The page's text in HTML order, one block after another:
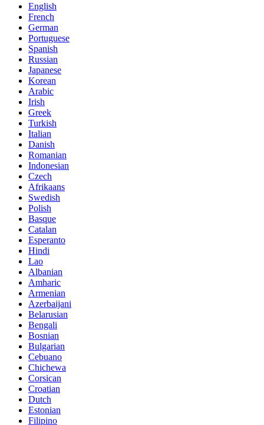
English
French
German
Portuguese
Spanish
Russian
Japanese
Korean
Arabic
Irish
Greek
Turkish
Italian
Danish
Romanian
Indonesian
Czech
Afrikaans
Swedish
Polish
Basque
Catalan
Esperanto
Hindi
Lao
Albanian
Amharic
Armenian
Azerbaijani
Belarusian
Bengali
Bosnian
Bulgarian
Cebuano
Chichewa
Corsican
Croatian
Dutch
Estonian
Filipino